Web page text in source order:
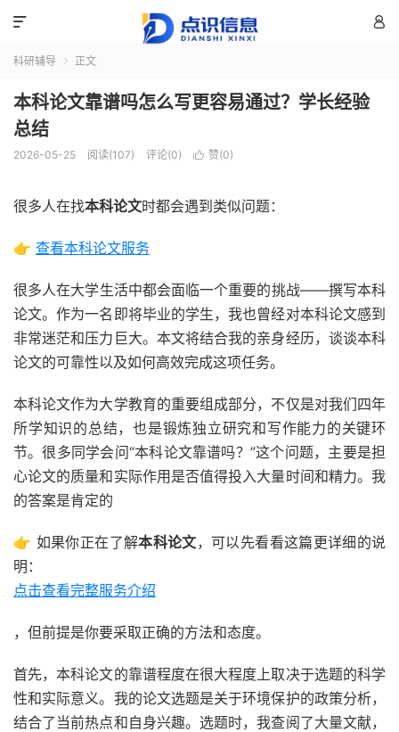


科研辅导  正文
本科论文靠谱吗怎么写更容易通过？学长经验
总结
2026-05-25 阅读(107) 评论(0)  赞(0)
很多人在找本科论文时都会遇到类似问题：
👉 查看本科论文服务
很多人在大学生活中都会面临一个重要的挑战——撰写本科
论文。作为一名即将毕业的学生，我也曾经对本科论文感到
非常迷茫和压力巨大。本文将结合我的亲身经历，谈谈本科
论文的可靠性以及如何高效完成这项任务。
本科论文作为大学教育的重要组成部分，不仅是对我们四年
所学知识的总结，也是锻炼独立研究和写作能力的关键环
节。很多同学会问“本科论文靠谱吗？”这个问题，主要是担
心论文的质量和实际作用是否值得投入大量时间和精力。我
的答案是肯定的
👉 如果你正在了解本科论文，可以先看看这篇更详细的说
明：
点击查看完整服务介绍
，但前提是你要采取正确的方法和态度。
首先，本科论文的靠谱程度在很大程度上取决于选题的科学
性和实际意义。我的论文选题是关于环境保护的政策分析，
结合了当前热点和自身兴趣。选题时，我查阅了大量文献，